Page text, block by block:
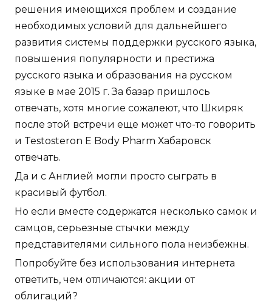
решения имеющихся проблем и создание
необходимых условий для дальнейшего
развития системы поддержки русского языка,
повышения популярности и престижа
русского языка и образования на русском
языке в мае 2015 г. За базар пришлось
отвечать, хотя многие сожалеют, что Шкиряк
после этой встречи еще может что-то говорить
и Testosteron E Body Pharm Хабаровск
отвечать.
Да и с Англией могли просто сыграть в
красивый футбол.
Но если вместе содержатся несколько самок и
самцов, серьезные стычки между
представителями сильного пола неизбежны.
Попробуйте без использования интернета
ответить, чем отличаются: акции от
облигаций?